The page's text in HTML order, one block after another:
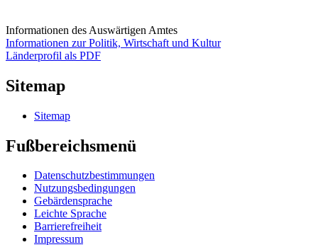
Informationen des Auswärtigen Amtes
Informationen zur Politik, Wirtschaft und Kultur
Länderprofil als PDF
Sitemap
Sitemap
Fußbereichsmenü
Datenschutzbestimmungen
Nutzungsbedingungen
Gebärdensprache
Leichte Sprache
Barrierefreiheit
Impressum